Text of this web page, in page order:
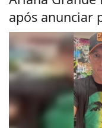
após anunciar